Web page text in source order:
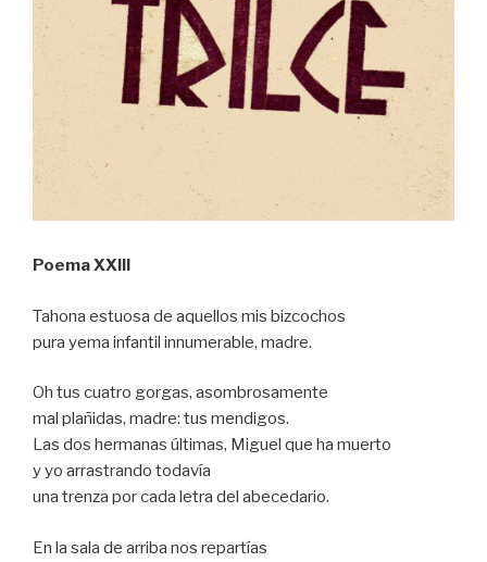
Poema XXIII
Tahona estuosa de aquellos mis bizcochos
pura yema infantil innumerable, madre.
Oh tus cuatro gorgas, asombrosamente
mal plañidas, madre: tus mendigos.
Las dos hermanas últimas, Miguel que ha muerto
y yo arrastrando todavía
una trenza por cada letra del abecedario.
En la sala de arriba nos repartías